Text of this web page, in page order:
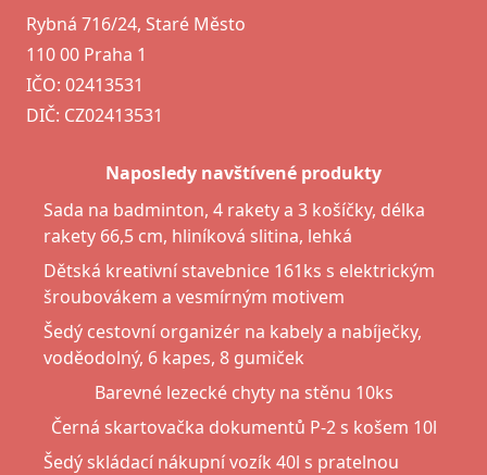
Rybná 716/24, Staré Město
110 00 Praha 1
IČO: 02413531
DIČ: CZ02413531
Naposledy navštívené produkty
Sada na badminton, 4 rakety a 3 košíčky, délka
rakety 66,5 cm, hliníková slitina, lehká
Dětská kreativní stavebnice 161ks s elektrickým
šroubovákem a vesmírným motivem
Šedý cestovní organizér na kabely a nabíječky,
voděodolný, 6 kapes, 8 gumiček
Barevné lezecké chyty na stěnu 10ks
Černá skartovačka dokumentů P-2 s košem 10l
Šedý skládací nákupní vozík 40l s pratelnou